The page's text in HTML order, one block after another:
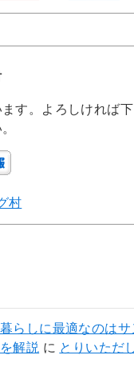
す。よろしければ下
村
らしに最適なのはサ
解説 に とりいただ